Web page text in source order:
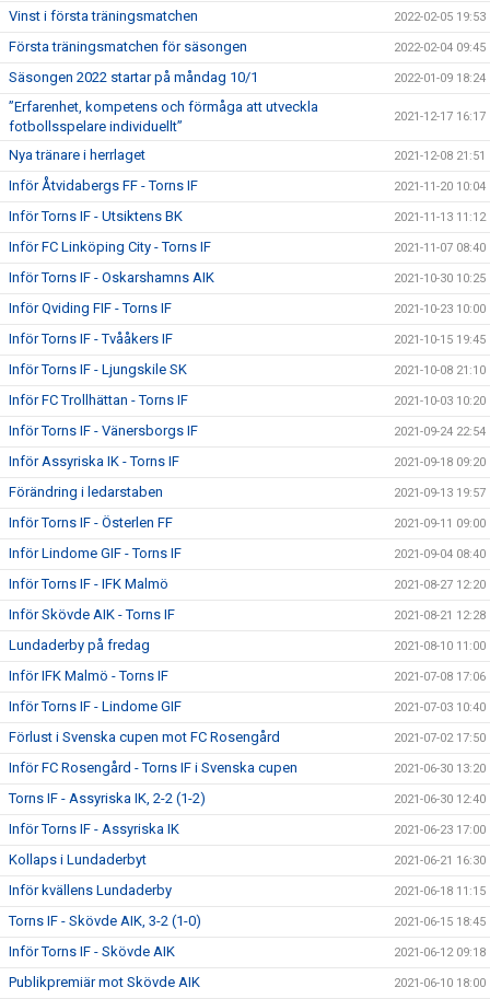
Vinst i första träningsmatchen 2022-02-05 19:53
Första träningsmatchen för säsongen 2022-02-04 09:45
Säsongen 2022 startar på måndag 10/1 2022-01-09 18:24
”Erfarenhet, kompetens och förmåga att utveckla
fotbollsspelare individuellt”
2021-12-17 16:17
Nya tränare i herrlaget 2021-12-08 21:51
Inför Åtvidabergs FF - Torns IF 2021-11-20 10:04
Inför Torns IF - Utsiktens BK 2021-11-13 11:12
Inför FC Linköping City - Torns IF 2021-11-07 08:40
Inför Torns IF - Oskarshamns AIK 2021-10-30 10:25
Inför Qviding FIF - Torns IF 2021-10-23 10:00
Inför Torns IF - Tvååkers IF 2021-10-15 19:45
Inför Torns IF - Ljungskile SK 2021-10-08 21:10
Inför FC Trollhättan - Torns IF 2021-10-03 10:20
Inför Torns IF - Vänersborgs IF 2021-09-24 22:54
Inför Assyriska IK - Torns IF 2021-09-18 09:20
Förändring i ledarstaben 2021-09-13 19:57
Inför Torns IF - Österlen FF 2021-09-11 09:00
Inför Lindome GIF - Torns IF 2021-09-04 08:40
Inför Torns IF - IFK Malmö 2021-08-27 12:20
Inför Skövde AIK - Torns IF 2021-08-21 12:28
Lundaderby på fredag 2021-08-10 11:00
Inför IFK Malmö - Torns IF 2021-07-08 17:06
Inför Torns IF - Lindome GIF 2021-07-03 10:40
Förlust i Svenska cupen mot FC Rosengård 2021-07-02 17:50
Inför FC Rosengård - Torns IF i Svenska cupen 2021-06-30 13:20
Torns IF - Assyriska IK, 2-2 (1-2) 2021-06-30 12:40
Inför Torns IF - Assyriska IK 2021-06-23 17:00
Kollaps i Lundaderbyt 2021-06-21 16:30
Inför kvällens Lundaderby 2021-06-18 11:15
Torns IF - Skövde AIK, 3-2 (1-0) 2021-06-15 18:45
Inför Torns IF - Skövde AIK 2021-06-12 09:18
Publikpremiär mot Skövde AIK 2021-06-10 18:00